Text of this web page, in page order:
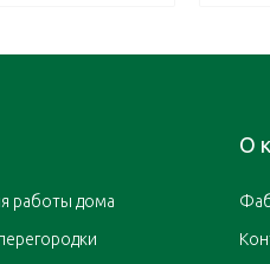
работы дома
О